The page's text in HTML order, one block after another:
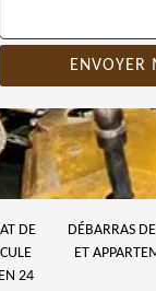
DE
24
DÉBARRAS
ET